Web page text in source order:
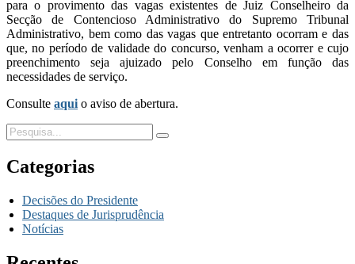
para o provimento das vagas existentes de Juiz Conselheiro da
Secção de Contencioso Administrativo do Supremo Tribunal
Administrativo, bem como das vagas que entretanto ocorram e das
que, no período de validade do concurso, venham a ocorrer e cujo
preenchimento seja ajuizado pelo Conselho em função das
necessidades de serviço.
Consulte aqui o aviso de abertura.
Categorias
Decisões do Presidente
Destaques de Jurisprudência
Notícias